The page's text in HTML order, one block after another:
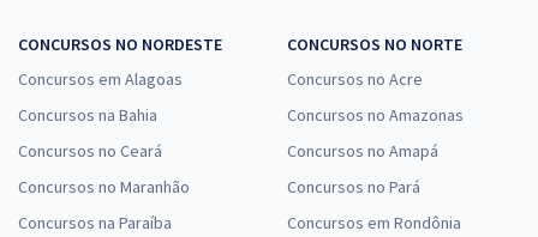
CONCURSOS NO NORDESTE
Concursos em Alagoas
Concursos na Bahia
Concursos no Ceará
Concursos no Maranhão
Concursos na Paraíba
CONCURSOS NO NORTE
Concursos no Acre
Concursos no Amazonas
Concursos no Amapá
Concursos no Pará
Concursos em Rondônia